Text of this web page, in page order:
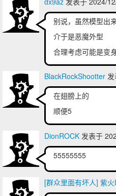
别说，虽然模型出
介于是恶魔外型
合理考虑可能是变
BlackRockShootter
在翅膀上的
顺便5
DionROCK 发表于
55555555
[群众里面有坏人] 紫